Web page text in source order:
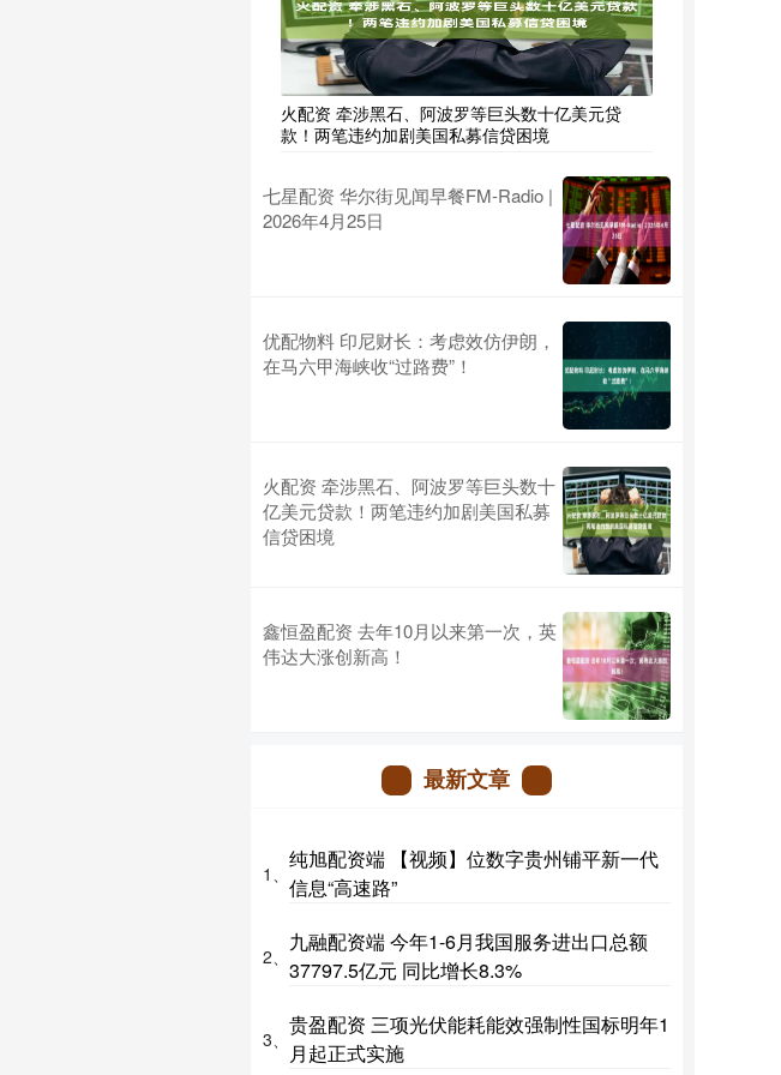
火配资 牵涉黑石、阿波罗等巨头数十亿美元贷
款！两笔违约加剧美国私募信贷困境
七星配资 华尔街见闻早餐FM-Radio |
2026年4月25日
优配物料 印尼财长：考虑效仿伊朗，
在马六甲海峡收“过路费”！
火配资 牵涉黑石、阿波罗等巨头数十
亿美元贷款！两笔违约加剧美国私募
信贷困境
鑫恒盈配资 去年10月以来第一次，英
伟达大涨创新高！
最新文章
1、
纯旭配资端 【视频】位数字贵州铺平新一代
信息“高速路”
2、
九融配资端 今年1-6月我国服务进出口总额
37797.5亿元 同比增长8.3%
3、
贵盈配资 三项光伏能耗能效强制性国标明年1
月起正式实施